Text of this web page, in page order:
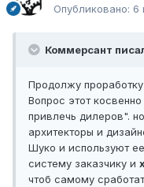
Опубликовано: 6
Коммерсант
Продолжу
Вопрос этот
привлечь дилеров".
архитекторы и
Шуко и используют
систему заказчику и
чтоб самому